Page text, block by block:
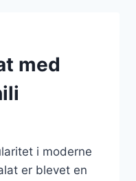
med
i moderne
er blevet en